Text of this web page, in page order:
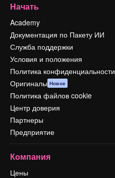
Начать
Academy
Документация по Пакету ИИ
Служба поддержки
Условия и положения
Политика конфиденциальности
Оригиналы Новое
Политика файлов cookie
Центр доверия
Партнеры
Предприятие
Компания
Цены